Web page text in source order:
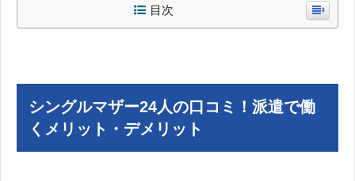
目次
シングルマザー24人の口コミ！派遣で働
くメリット・デメリット